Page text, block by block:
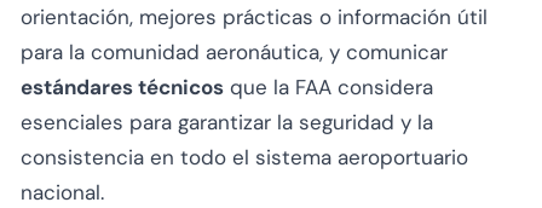
orientación, mejores prácticas o información útil
para la comunidad aeronáutica, y comunicar
estándares técnicos que la FAA considera
esenciales para garantizar la seguridad y la
consistencia en todo el sistema aeroportuario
nacional.